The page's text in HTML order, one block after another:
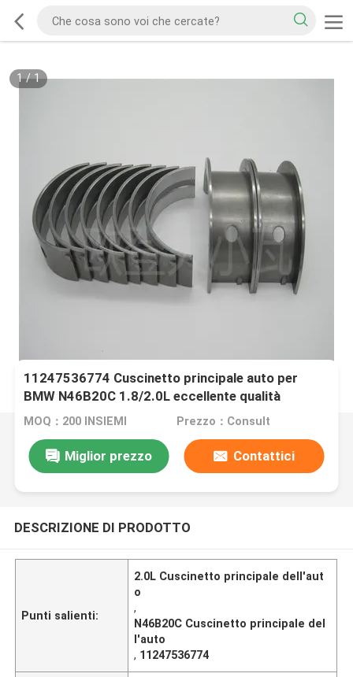
1/1
11247536774 Cuscinetto principale auto per
BMW N46B20C 1.8/2.0L eccellente qualità
MOQ：200 INSIEMI Prezzo：Consult
Miglior prezzo Contattici
DESCRIZIONE DI PRODOTTO
Punti salienti:
2.0L Cuscinetto principale dell'aut
o
,
N46B20C Cuscinetto principale del
l'auto
, 11247536774